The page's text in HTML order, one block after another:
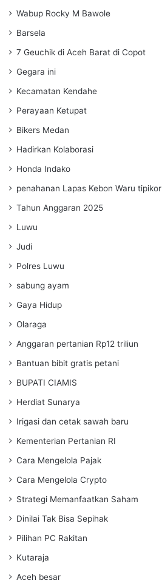
Wabup Rocky M Bawole
Barsela
7 Geuchik di Aceh Barat di Copot
Gegara ini
Kecamatan Kendahe
Perayaan Ketupat
Bikers Medan
Hadirkan Kolaborasi
Honda Indako
penahanan Lapas Kebon Waru tipikor
Tahun Anggaran 2025
Luwu
Judi
Polres Luwu
sabung ayam
Gaya Hidup
Olaraga
Anggaran pertanian Rp12 triliun
Bantuan bibit gratis petani
BUPATI CIAMIS
Herdiat Sunarya
Irigasi dan cetak sawah baru
Kementerian Pertanian RI
Cara Mengelola Pajak
Cara Mengelola Crypto
Strategi Memanfaatkan Saham
Dinilai Tak Bisa Sepihak
Pilihan PC Rakitan
Kutaraja
Aceh besar